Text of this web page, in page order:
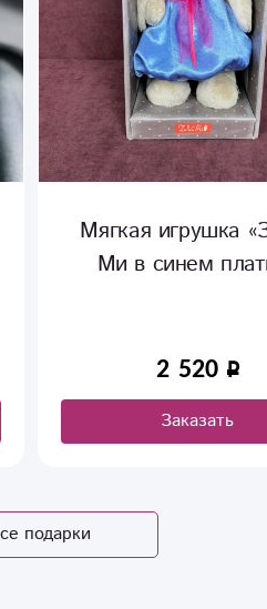
Мягкая игрушка
Ми в синем
2 520
Заказать
подарки